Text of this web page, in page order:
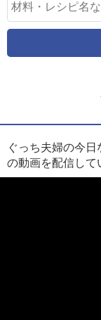
ぐっち夫婦の今
の動画を配信して